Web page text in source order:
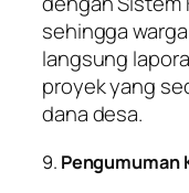
sehingga
langsung
proyek yang
dana desa.
9. Pengumuman